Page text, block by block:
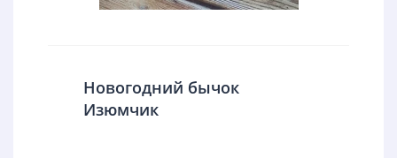
Новогодний бычок
Изюмчик